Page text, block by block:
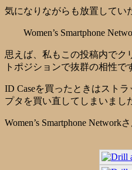
気になりながらも放置してい
Women’s Smartphone
思えば、私もこの投稿内でク
トポジションで抜群の相性で
ID Caseを買ったときはスト
プタを買い直してしまいまし
Women’s Smartphone